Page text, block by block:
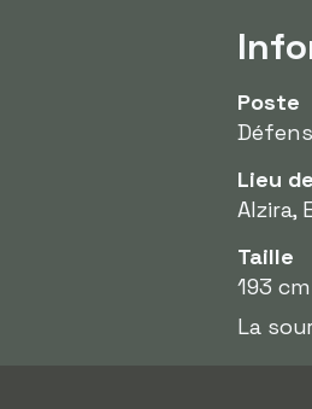
Poste
Lieu
Alzira,
Taille
193 cm
La